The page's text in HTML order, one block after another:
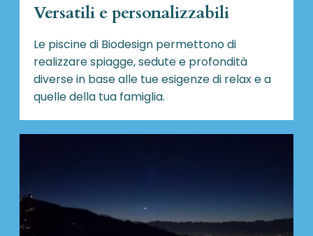
Versatili e personalizzabili
Le piscine di Biodesign permettono di
realizzare spiagge, sedute e profondità
diverse in base alle tue esigenze di relax e a
quelle della tua famiglia.